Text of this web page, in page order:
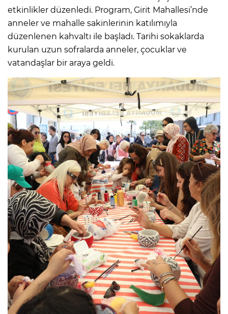
etkinlikler düzenledi. Program, Girit Mahallesi’nde
anneler ve mahalle sakinlerinin katılımıyla
düzenlenen kahvaltı ile başladı. Tarihi sokaklarda
kurulan uzun sofralarda anneler, çocuklar ve
vatandaşlar bir araya geldi.